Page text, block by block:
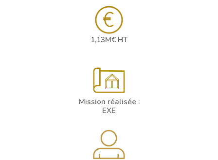
1,13M€ HT
Mission réalisée :
EXE